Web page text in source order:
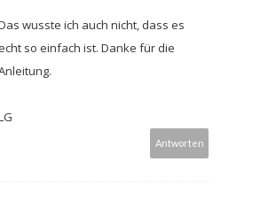
wusste ich auch nicht, dass es
echt so einfach ist. Danke für die
Antworten